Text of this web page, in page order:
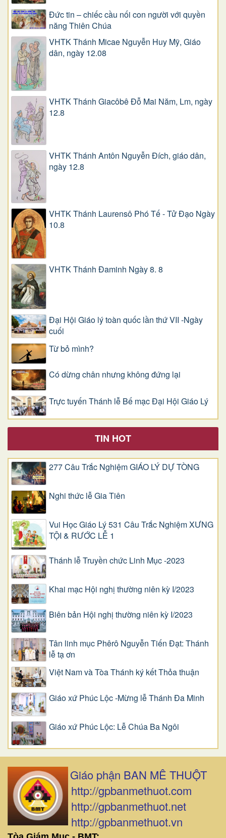
Đức tin – chiếc cầu nối con người với quyền
năng Thiên Chúa
VHTK Thánh Micae Nguyễn Huy Mỹ, Giáo
dân, ngày 12.08
VHTK Thánh Giacôbê Ðỗ Mai Năm, Lm, ngày
12.8
VHTK Thánh Antôn Nguyễn Ðích, giáo dân,
ngày 12.8
VHTK Thánh Laurensô Phó Tế - Tử Đạo Ngày
10.8
VHTK Thánh Đaminh Ngày 8. 8
Đại Hội Giáo lý toàn quốc lần thứ VII -Ngày
cuối
Từ bỏ mình?
Có dừng chân nhưng không đứng lại
Trực tuyến Thánh lễ Bế mạc Đại Hội Giáo Lý
TIN HOT
277 Câu Trắc Nghiệm GIÁO LÝ DỰ TÒNG
Nghi thức lễ Gia Tiên
Vui Học Giáo Lý 531 Câu Trắc Nghiệm XƯNG
TỘI & RƯỚC LỄ 1
Thánh lễ Truyền chức Linh Mục -2023
Khai mạc Hội nghị thường niên kỳ I/2023
Biên bản Hội nghị thường niên kỳ I/2023
Tân linh mục Phêrô Nguyễn Tiến Đạt: Thánh
lễ tạ ơn
Việt Nam và Tòa Thánh ký kết Thỏa thuận
Giáo xứ Phúc Lộc -Mừng lễ Thánh Đa Minh
Giáo xứ Phúc Lộc: Lễ Chúa Ba Ngôi
Giáo phận BAN MÊ THUỘT
http://gpbanmethuot.com
http://gpbanmethuot.net
http://gpbanmethuot.vn